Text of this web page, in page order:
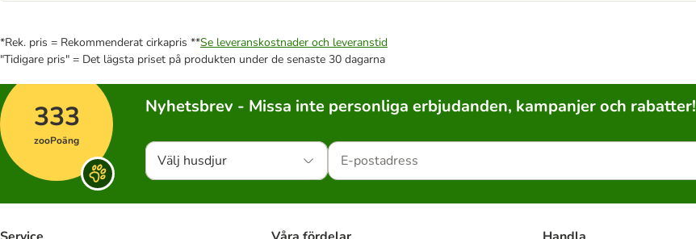
*Rek. pris = Rekommenderat cirkapris **Se leveranskostnader och leveranstid
"Tidigare pris" = Det lägsta priset på produkten under de senaste 30 dagarna
333
zooPoäng
Nyhetsbrev - Missa inte personliga erbjudanden, kampanjer och rabatter!
Välj husdjur